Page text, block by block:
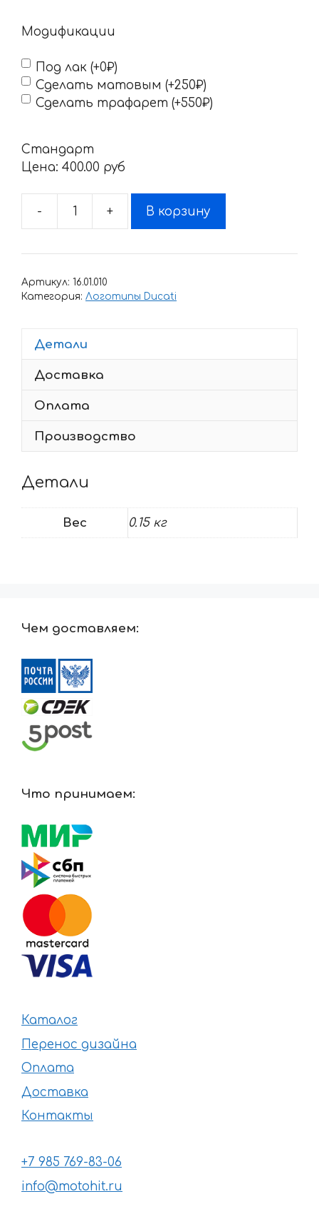
Модификации
Под лак (+0₽)
Сделать матовым (+250₽)
Сделать трафарет (+550₽)
Стандарт
Цена: 400.00 pyб
-
Количество
Наклейка
CORSE
+ В корзину
Артикул: 16.01.010
Категория: Логотипы Ducati
Детали
Доставка
Оплата
Производство
Детали
Вес 0.15 кг
Чем доставляем:
Что принимаем:
Каталог
Перенос дизайна
Оплата
Доставка
Контакты
+7 985 769-83-06
info@motohit.ru